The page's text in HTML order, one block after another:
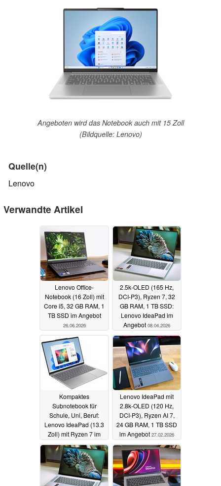
Angeboten wird das Notebook auch mit 15 Zoll
(Bildquelle: Lenovo)
Quelle(n)
Lenovo
Verwandte Artikel
Lenovo Office-
Notebook (16 Zoll) mit
Core i5, 32 GB RAM, 1
TB SSD im Angebot
26.06.2026
2.5k-OLED (165 Hz,
DCI-P3), Ryzen 7, 32
GB RAM, 1 TB SSD:
Lenovo IdeaPad im
Angebot 08.04.2026
Kompaktes
Subnotebook für
Schule, Uni, Beruf:
Lenovo IdeaPad (13.3
Zoll) mit Ryzen 7 im
Angebot14.03.2026
Lenovo IdeaPad mit
2.8k-OLED (120 Hz,
DCI-P3), Ryzen AI 7,
24 GB RAM, 1 TB SSD
im Angebot 27.02.2026